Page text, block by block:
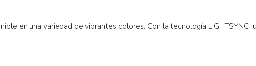
en una variedad de vibrantes colores. Con la tecnología LIGHTSYNC,